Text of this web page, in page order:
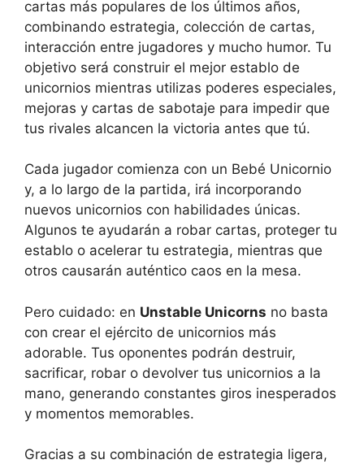
cartas más populares de los últimos años,
combinando estrategia, colección de cartas,
interacción entre jugadores y mucho humor. Tu
objetivo será construir el mejor establo de
unicornios mientras utilizas poderes especiales,
mejoras y cartas de sabotaje para impedir que
tus rivales alcancen la victoria antes que tú.
Cada jugador comienza con un Bebé Unicornio
y, a lo largo de la partida, irá incorporando
nuevos unicornios con habilidades únicas.
Algunos te ayudarán a robar cartas, proteger tu
establo o acelerar tu estrategia, mientras que
otros causarán auténtico caos en la mesa.
Pero cuidado: en Unstable Unicorns no basta
con crear el ejército de unicornios más
adorable. Tus oponentes podrán destruir,
sacrificar, robar o devolver tus unicornios a la
mano, generando constantes giros inesperados
y momentos memorables.
Gracias a su combinación de estrategia ligera,